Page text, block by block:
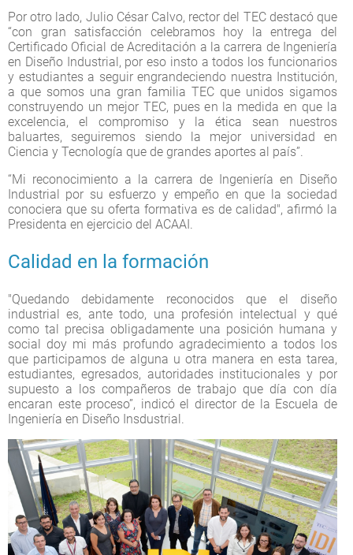
Por otro lado, Julio César Calvo, rector del TEC destacó que
“con gran satisfacción celebramos hoy la entrega del
Certificado Oficial de Acreditación a la carrera de Ingeniería
en Diseño Industrial, por eso insto a todos los funcionarios
y estudiantes a seguir engrandeciendo nuestra Institución,
a que somos una gran familia TEC que unidos sigamos
construyendo un mejor TEC, pues en la medida en que la
excelencia, el compromiso y la ética sean nuestros
baluartes, seguiremos siendo la mejor universidad en
Ciencia y Tecnología que de grandes aportes al país”.
“Mi reconocimiento a la carrera de Ingeniería en Diseño
Industrial por su esfuerzo y empeño en que la sociedad
conociera que su oferta formativa es de calidad", afirmó la
Presidenta en ejercicio del ACAAI.
Calidad en la formación
"Quedando debidamente reconocidos que el diseño
industrial es, ante todo, una profesión intelectual y qué
como tal precisa obligadamente una posición humana y
social doy mi más profundo agradecimiento a todos los
que participamos de alguna u otra manera en esta tarea,
estudiantes, egresados, autoridades institucionales y por
supuesto a los compañeros de trabajo que día con día
encaran este proceso”, indicó el director de la Escuela de
Ingeniería en Diseño Insdustrial.